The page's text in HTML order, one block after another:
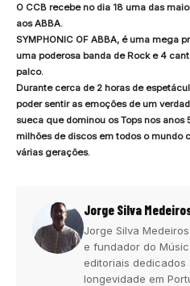
O CCB recebe no dia 18 uma das
aos ABBA.
SYMPHONIC OF ABBA, é uma mega
uma poderosa banda de Rock e 4
palco.
Durante cerca de 2 horas de
poder sentir as emoções de um
sueca que dominou os Tops nos
milhões de discos em todos o mundo
várias gerações.
Jorge Silva
Jorge Silva
e fundador do
editoriais
longevidade em